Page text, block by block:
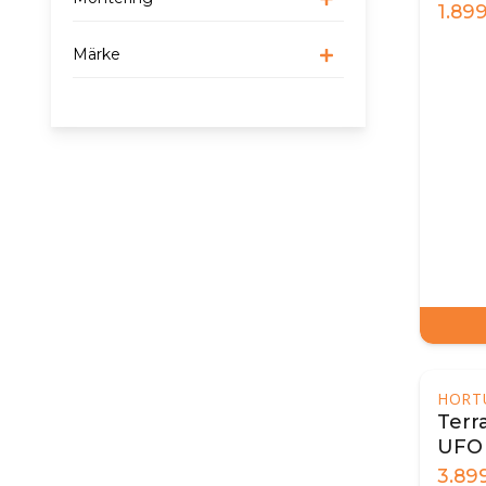
Märke
svart